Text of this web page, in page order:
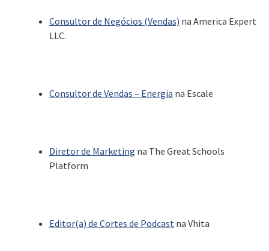
Consultor de Negócios (Vendas) na America Expert
LLC.
Consultor de Vendas – Energia na Escale
Diretor de Marketing na The Great Schools
Platform
Editor(a) de Cortes de Podcast na Vhita